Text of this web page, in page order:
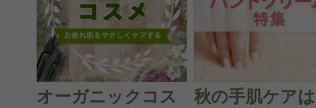
オーガニックコス
秋の手肌ケア